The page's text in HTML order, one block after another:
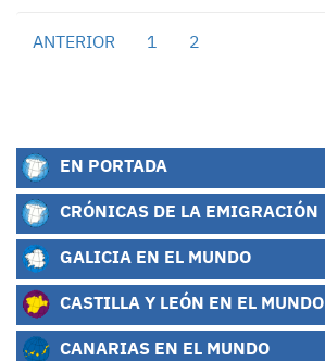
ANTERIOR 1 2
EN PORTADA
CRÓNICAS DE LA EMIGRACIÓN
GALICIA EN EL MUNDO
CASTILLA Y LEÓN EN EL MUNDO
CANARIAS EN EL MUNDO